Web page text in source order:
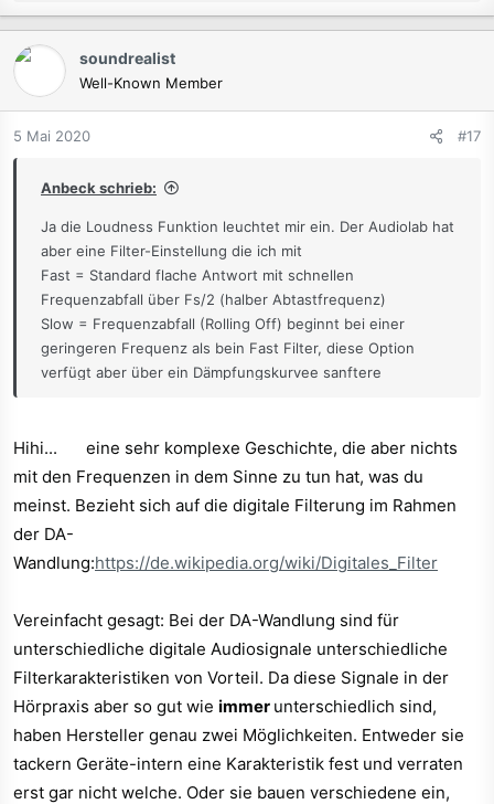
k
o
n
n
:
soundrealist
Well-Known Member
5 Mai 2020 #17
Anbeck schrieb:
Ja die Loudness Funktion leuchtet mir ein. Der Audiolab hat
aber eine Filter-Einstellung die ich mit
Fast = Standard flache Antwort mit schnellen
Frequenzabfall über Fs/2 (halber Abtastfrequenz)
Slow = Frequenzabfall (Rolling Off) beginnt bei einer
geringeren Frequenz als bein Fast Filter, diese Option
verfügt aber über ein Dämpfungskurvee sanftere
Slow Filter auf, jedoch mit minimaler Phasencharakteristik.
Diese Filtereinstellung kann mit einem analogen Filter
angewendet wird.
So stehts in der BDA aber mir ist nie klar geworden wofur
die da ist. Hören tue ich das nicht beim umschalten...
Hihi...
eine sehr komplexe Geschichte, die aber nichts
mit den Frequenzen in dem Sinne zu tun hat, was du
meinst. Bezieht sich auf die digitale Filterung im Rahmen
der DA-
Wandlung:https://de.wikipedia.org/wiki/Digitales_Filter
Vereinfacht gesagt: Bei der DA-Wandlung sind für
unterschiedliche digitale Audiosignale unterschiedliche
Filterkarakteristiken von Vorteil. Da diese Signale in der
Hörpraxis aber so gut wie immer unterschiedlich sind,
haben Hersteller genau zwei Möglichkeiten. Entweder sie
tackern Geräte-intern eine Karakteristik fest und verraten
erst gar nicht welche. Oder sie bauen verschiedene ein,